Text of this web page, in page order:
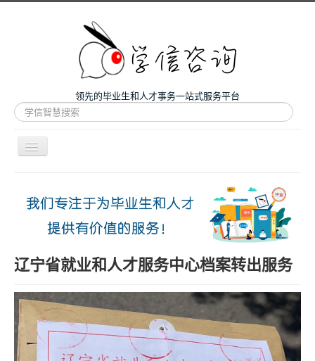
领先的毕业生和人才事务一站式服务平台
站
内
搜
导
航
微咨询
人才服务
留学和考研
案例
关于我们
辽宁省就业和人才服务中心档案转出服务